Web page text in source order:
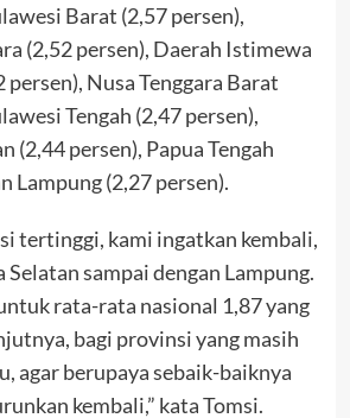
Barat (2,57 persen),
(2,52 persen), Daerah Istimewa
persen), Nusa Tenggara Barat
Tengah (2,47 persen),
(2,44 persen), Papua Tengah
Lampung (2,27 persen).
tertinggi, kami ingatkan kembali,
Selatan sampai dengan Lampung.
rata-rata nasional 1,87 yang
bagi provinsi yang masih
agar berupaya sebaik-baiknya
kembali,” kata Tomsi.